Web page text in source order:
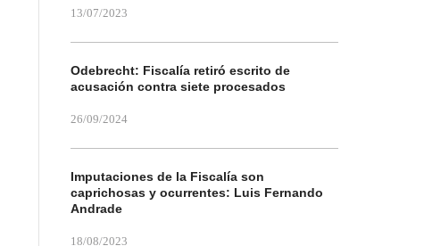
13/07/2023
Odebrecht: Fiscalía retiró escrito de
acusación contra siete procesados
26/09/2024
Imputaciones de la Fiscalía son
caprichosas y ocurrentes: Luis Fernando
Andrade
18/08/2023